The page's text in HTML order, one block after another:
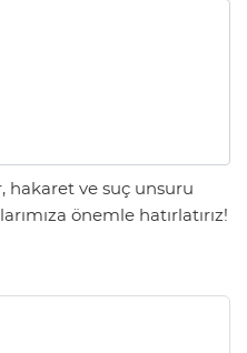
hakaret ve suç unsuru
önemle hatırlatırız!